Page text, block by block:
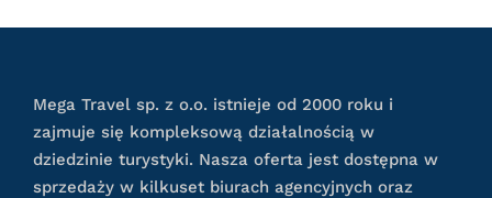
Mega Travel sp. z o.o. istnieje od 2000 roku i
zajmuje się kompleksową działalnością w
dziedzinie turystyki. Nasza oferta jest dostępna w
sprzedaży w kilkuset biurach agencyjnych oraz